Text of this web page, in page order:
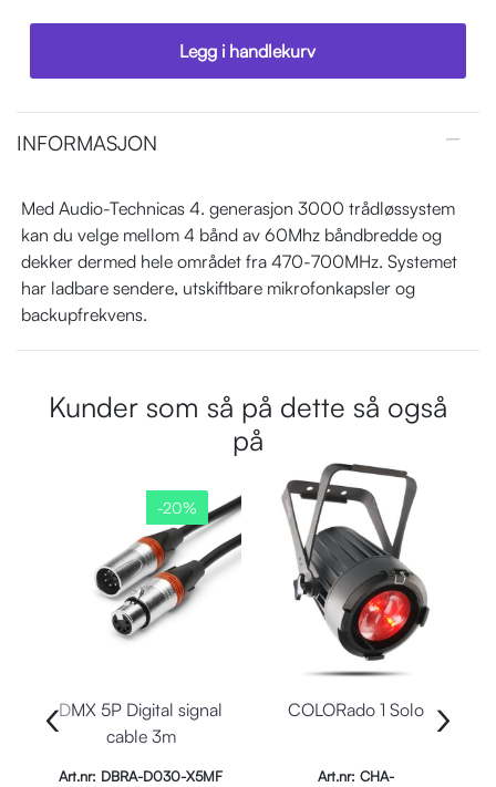
Legg i handlekurv
INFORMASJON
Med Audio-Technicas 4. generasjon 3000 trådløssystem
kan du velge mellom 4 bånd av 60Mhz båndbredde og
dekker dermed hele området fra 470-700MHz. Systemet
har ladbare sendere, utskiftbare mikrofonkapsler og
backupfrekvens.
Kunder som så på dette så også
på
-20%
DMX 5P Digital signal
cable 3m
Art.nr: DBRA-D030-X5MF
COLORado 1 Solo
Art.nr: CHA-
‹ ›